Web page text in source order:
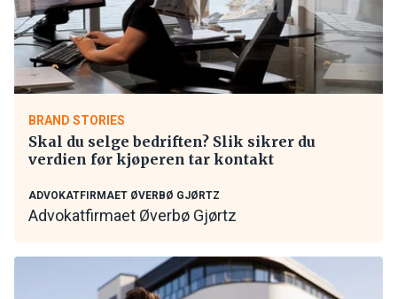
BRAND STORIES
Skal du selge bedriften? Slik sikrer du
verdien før kjøperen tar kontakt
ADVOKATFIRMAET ØVERBØ GJØRTZ
Advokatfirmaet Øverbø Gjørtz